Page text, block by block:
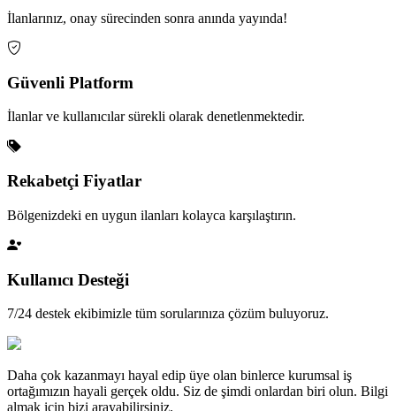
İlanlarınız, onay sürecinden sonra anında yayında!
Güvenli Platform
İlanlar ve kullanıcılar sürekli olarak denetlenmektedir.
Rekabetçi Fiyatlar
Bölgenizdeki en uygun ilanları kolayca karşılaştırın.
Kullanıcı Desteği
7/24 destek ekibimizle tüm sorularınıza çözüm buluyoruz.
Daha çok kazanmayı hayal edip üye olan binlerce kurumsal iş
ortağımızın hayali gerçek oldu. Siz de şimdi onlardan biri olun. Bilgi
almak için bizi arayabilirsiniz.